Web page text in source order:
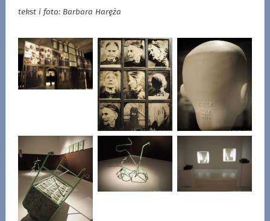
tekst i foto: Barbara Haręża